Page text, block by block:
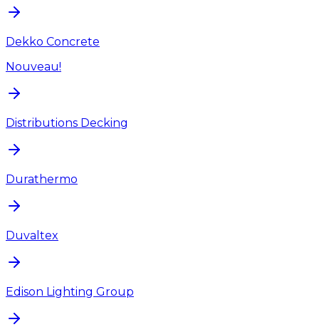
Dekko Concrete
Nouveau!
Distributions Decking
Durathermo
Duvaltex
Edison Lighting Group